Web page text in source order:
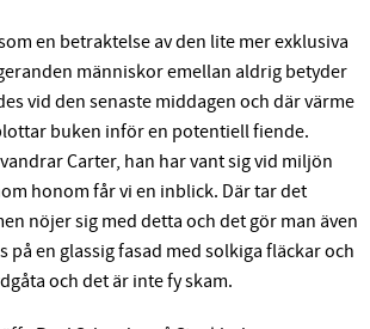
en betraktelse av den lite mer exklusiva
människor emellan aldrig betyder
vid den senaste middagen och där värme
buken inför en potentiell fiende.
Carter, han har vant sig vid miljön
honom får vi en inblick. Där tar det
nöjer sig med detta och det gör man även
på en glassig fasad med solkiga fläckar och
och det är inte fy skam.